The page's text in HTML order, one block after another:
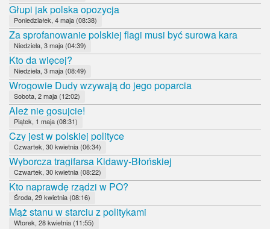
Głupi jak polska opozycja
Poniedziałek, 4 maja (08:38)
Za sprofanowanie polskiej flagi musi być surowa kara
Niedziela, 3 maja (04:39)
Kto da więcej?
Niedziela, 3 maja (08:49)
Wrogowie Dudy wzywają do jego poparcia
Sobota, 2 maja (12:02)
Ależ nie gosujcie!
Piątek, 1 maja (08:31)
Czy jest w polskiej polityce
Czwartek, 30 kwietnia (06:34)
Wyborcza tragifarsa Kidawy-Błońskiej
Czwartek, 30 kwietnia (08:22)
Kto naprawdę rządzi w PO?
Środa, 29 kwietnia (08:16)
Mąż stanu w starciu z politykami
Wtorek, 28 kwietnia (11:55)